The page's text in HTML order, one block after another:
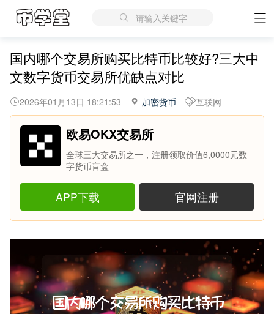
请输入关键字
国内哪个交易所购买比特币比较好?三大中
文数字货币交易所优缺点对比
2026年01月13日 18:21:53 加密货币 互联网
欧易OKX交易所
全球三大交易所之一，注册领取价值6,0000元数
字货币盲盒
APP下载 官网注册